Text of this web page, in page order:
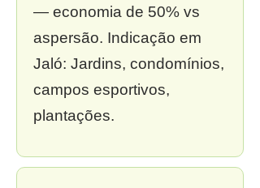
— economia de 50% vs
aspersão. Indicação em
Jaló: Jardins, condomínios,
campos esportivos,
plantações.